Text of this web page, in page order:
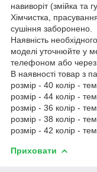
навиворіт (змійка та
Хімчистка,
сушіння заборонено.
Наявність
моделі уточнюйте у
телефоном або через
В наявності товар з
розмір - 40 колір -
розмір - 44 колір -
розмір - 36 колір -
розмір - 38 колір -
розмір - 42 колір -
Приховати